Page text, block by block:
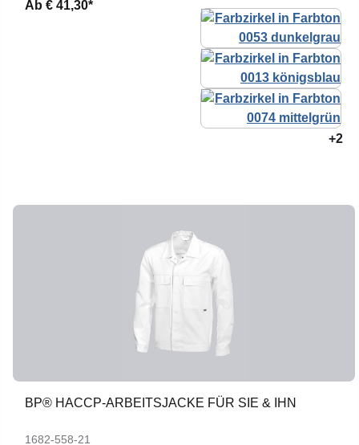
Ab € 41,30*
+2
BP® HACCP-ARBEITSJACKE FÜR SIE & IHN
1682-558-21